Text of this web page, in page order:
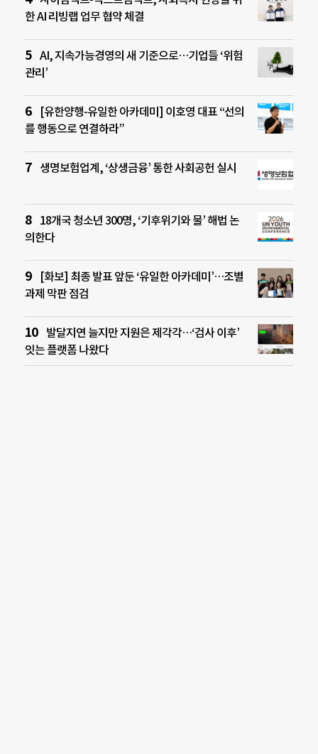
한 AI 리빙랩 업무 협약 체결
AI, 지속가능경영의 새 기준으로…기업들 ‘위험
관리’
[유한양행-유일한 아카데미] 이호영 대표 “선의
를 행동으로 연결하라”
생명보험업계, ‘상생금융’ 통한 사회공헌 실시
18개국 청소년 300명, ‘기후위기와 물’ 해법 논
의한다
[화보] 최종 발표 앞둔 ‘유일한 아카데미’…조별
과제 막판 점검
발달지연 늘지만 지원은 제각각…‘검사 이후’
잇는 플랫폼 나왔다